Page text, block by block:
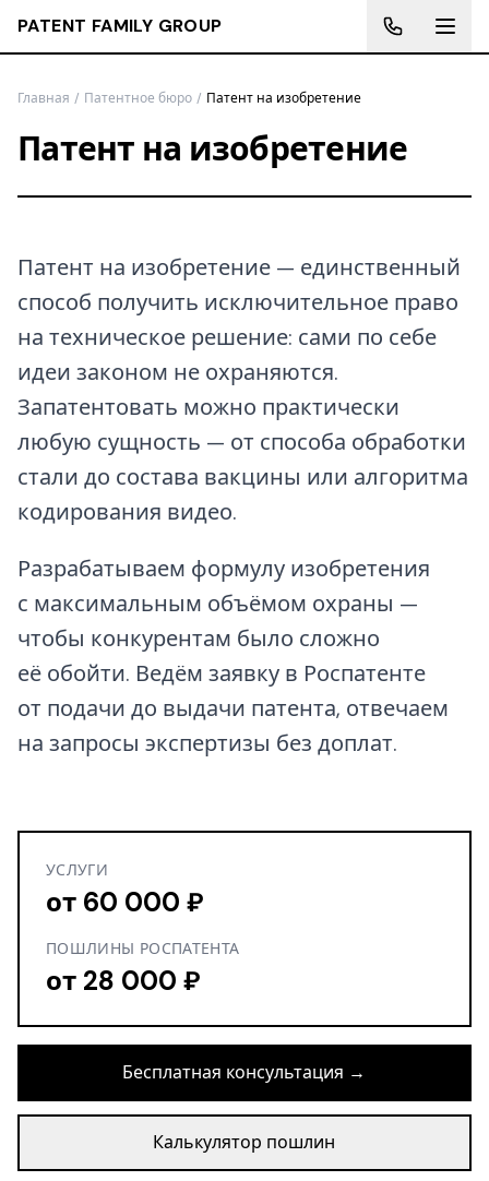
PATENT FAMILY GROUP
Главная / Патентное бюро / Патент на изобретение
Патент на изобретение
Патент на изобретение — единственный
способ получить исключительное право
на техническое решение: сами по себе
идеи законом не охраняются.
Запатентовать можно практически
любую сущность — от способа обработки
стали до состава вакцины или алгоритма
кодирования видео.
Разрабатываем формулу изобретения
с максимальным объёмом охраны —
чтобы конкурентам было сложно
её обойти. Ведём заявку в Роспатенте
от подачи до выдачи патента, отвечаем
на запросы экспертизы без доплат.
УСЛУГИ
от 60 000 ₽
ПОШЛИНЫ РОСПАТЕНТА
от 28 000 ₽
Бесплатная консультация →
Калькулятор пошлин